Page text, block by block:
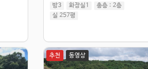
방3 화장실1 총층 : 2층
실 257평
추천 동영상